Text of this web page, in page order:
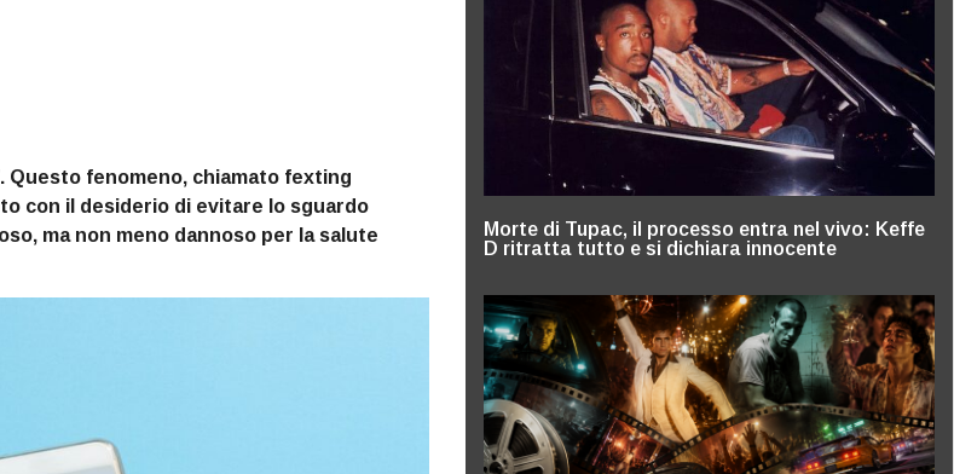
Questo fenomeno, chiamato fexting
con il desiderio di evitare lo sguardo
ma non meno dannoso per la salute
Morte di Tupac, il processo entra nel vivo: Keffe
D ritratta tutto e si dichiara innocente